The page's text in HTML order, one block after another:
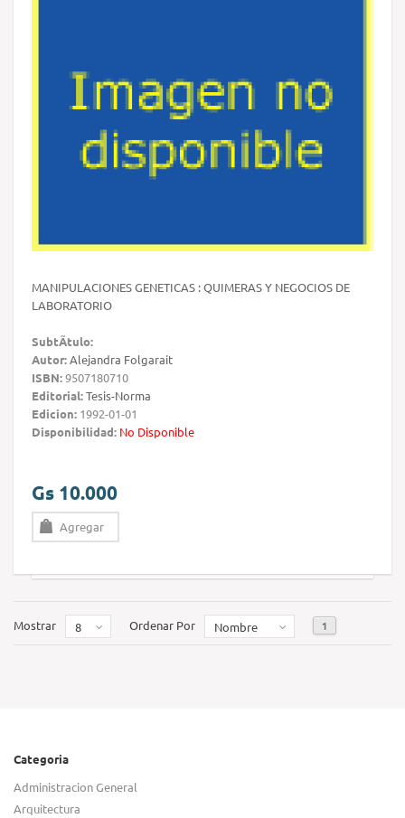
MANIPULACIONES GENETICAS : QUIMERAS Y NEGOCIOS DE
LABORATORIO
SubtÃ­tulo:
Autor:Alejandra Folgarait
ISBN:9507180710
Editorial:Tesis-Norma
Edicion: 1992-01-01
Disponibilidad: No Disponible
Gs 10.000
Agregar
Mostrar 8 Ordenar Por Nombre 1
Categoria
Administracion General
Arquitectura